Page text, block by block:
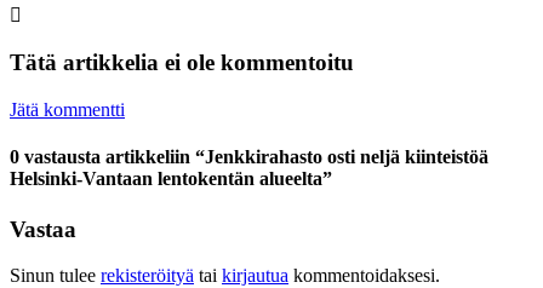
Tätä artikkelia ei ole kommentoitu
Jätä kommentti
0 vastausta artikkeliin “Jenkkirahasto osti neljä kiinteistöä
Helsinki-Vantaan lentokentän alueelta”
Vastaa
Sinun tulee rekisteröityä tai kirjautua kommentoidaksesi.